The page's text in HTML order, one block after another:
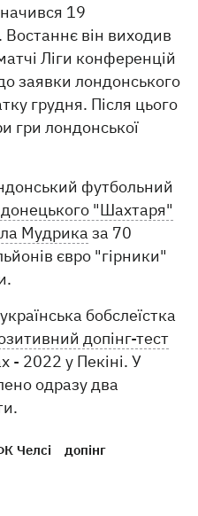
19
він виходив
Ліги конференцій
заявки лондонського
грудня. Після цього
гри лондонської
футбольний
"Шахтаря"
Мудрика за 70
євро "гірники"
бобслеїстка
допінг-тест
- 2022 у Пекіні. У
одразу два
Челсі
допінг